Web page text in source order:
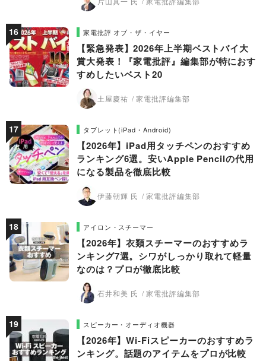
家電批評 オブ・ザ・イヤー
【緊急発表】2026年上半期ベストバイ大
賞大発表！『家電批評』編集部が特におす
すめしたいベスト20
土屋慶祐 家電批評編集部
タブレット(iPad・Android)
【2026年】iPad用タッチペンのおすすめ
ランキング6選。安いApple Pencilの代用
になる製品を徹底比較
伊藤朝輝 氏 家電批評編集部
アイロン・スチーマー
【2026年】衣類スチーマーのおすすめラ
ンキング7選。シワがしっかり取れて軽量
なのは？プロが徹底比較
石井和美 氏 家電批評編集部
スピーカー・オーディオ機器
【2026年】Wi-Fiスピーカーのおすすめラ
ンキング。話題のアイテムをプロが比較